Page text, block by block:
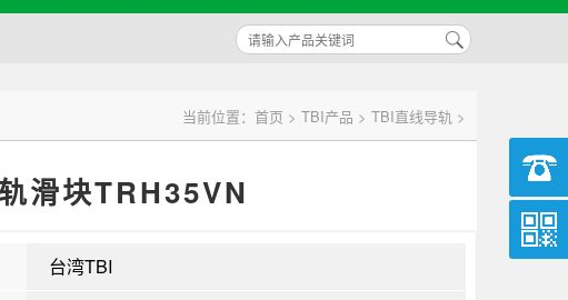
当前位置： 首页 > TBI产品 > TBI直线导轨 >
滑块TRH35VN
台湾TBI